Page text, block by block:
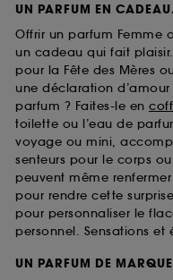
UN PARFUM EN
Offrir un parfum Femme
un cadeau qui fait
pour la Fête des Mères
une déclaration
parfum ? Faites-le en
toilette ou l’eau de
voyage ou mini,
senteurs pour le corps
peuvent même
pour rendre cette
pour personnaliser le
personnel. Sensations et
UN PARFUM DE MARQUE